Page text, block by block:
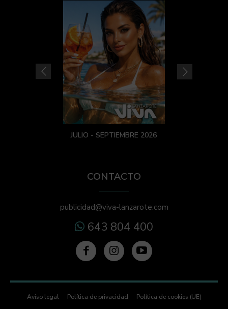
JULIO - SEPTIEMBRE 2026
CONTACTO
publicidad@viva-lanzarote.com
643 804 400
Aviso legal Política de privacidad Política de cookies (UE)